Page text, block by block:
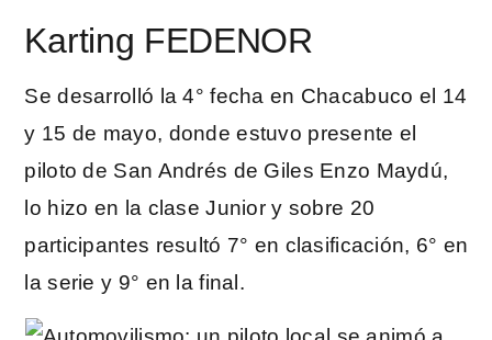
Karting FEDENOR
Se desarrolló la 4° fecha en Chacabuco el 14
y 15 de mayo, donde estuvo presente el
piloto de San Andrés de Giles Enzo Maydú,
lo hizo en la clase Junior y sobre 20
participantes resultó 7° en clasificación, 6° en
la serie y 9° en la final.